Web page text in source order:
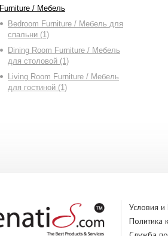
Furniture / Мебель
Bedroom Furniture / Мебель для
спальни (1)
Dining Room Furniture / Мебель
для столовой (1)
Living Room Furniture / Мебель
для гостиной (1)
Условия
Политика